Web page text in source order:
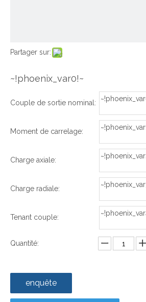
Partager sur:
~!phoenix_var0!~
Couple de sortie nominal:
Moment de carrelage:
Charge axiale:
Charge radiale:
Tenant couple:
Quantité:
enquête